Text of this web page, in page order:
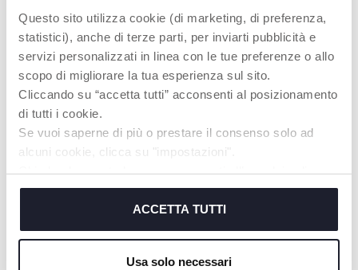
Questo sito utilizza cookie (di marketing, di preferenza,
statistici), anche di terze parti, per inviarti pubblicità e
servizi personalizzati in linea con le tue preferenze o allo
scopo di migliorare la tua esperienza sul sito.
Cliccando su “accetta tutti” acconsenti al posizionamento
di tutti i cookie.
Se vuoi saperne di più o prestare il consenso solo ad
alcuni cookie, clicca su "impostazioni".
Chiudendo questo banner acconsenti all’uso dei soli
cookie tecnici, indispensabili per fruire del servizio
ACCETTA TUTTI
Usa solo necessari
RIDE ON
enables your child to
push themselves
independently
ELECTRONIC
2 buttons with music
and sounds
PRODUKTE, DIE SIE INTERESSIEREN